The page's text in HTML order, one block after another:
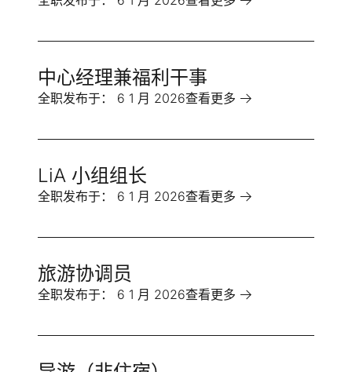
中心经理兼福利干事
全职发布于： 6 1 月 2026查看更多
LiA 小组组长
全职发布于： 6 1 月 2026查看更多
旅游协调员
全职发布于： 6 1 月 2026查看更多